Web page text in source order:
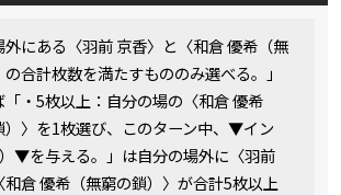
外にある〈羽前 京香〉と〈和倉 優希（無
合計枚数を満たすもののみ選べる。」
「・5枚以上：自分の場の〈和倉 優希
）〉を1枚選び、このターン中、▼イン
▼を与える。」は自分の場外に〈羽前
和倉 優希（無窮の鎖）〉が合計5枚以上